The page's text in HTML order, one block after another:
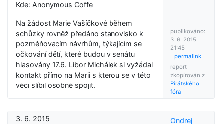
Kde: Anonymous Coffe
Na žádost Marie Vašíčkové během
schůzky rovněž předáno stanovisko k
pozměňovacím návrhům, týkajícím se
očkování dětí, které budou v senátu
hlasovány 17.6. Libor Michálek si vyžádal
kontakt přímo na Marii s kterou se v této
věci slíbil osobně spojit.
publikováno:
3. 6. 2015
21:45
permalink
report
zkopírován z
Pirátského
fóra
3. 6. 2015 Ondrej